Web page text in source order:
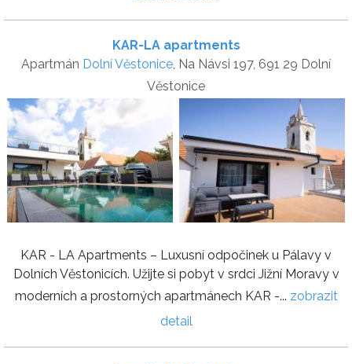
KAR-LA apartments
Apartmán Dolní Věstonice, Na Návsi 197, 691 29 Dolní
Věstonice
KAR - LA Apartments – Luxusní odpočinek u Pálavy v
Dolních Věstonicích. Užijte si pobyt v srdci Jižní Moravy v
moderních a prostorných apartmánech KAR -... zobrazit
detail